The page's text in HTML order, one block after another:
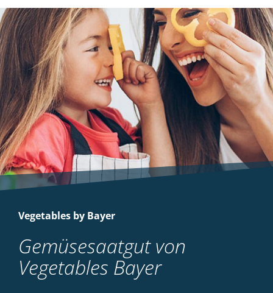
Vegetables by Bayer
Gemüsesaatgut von
Vegetables Bayer